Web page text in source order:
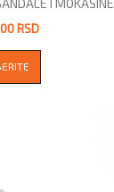
I MOKASINE
RSD